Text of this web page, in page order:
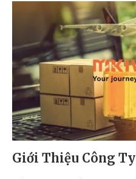
Giới Thiệu Công Ty